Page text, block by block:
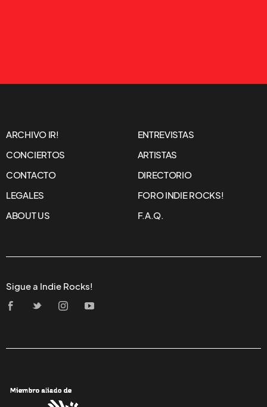
ARCHIVO IR!
ENTREVISTAS
CONCIERTOS
ARTISTAS
CONTACTO
DIRECTORIO
LEGALES
FORO INDIE ROCKS!
ABOUT US
F.A.Q.
Sigue a Indie Rocks!